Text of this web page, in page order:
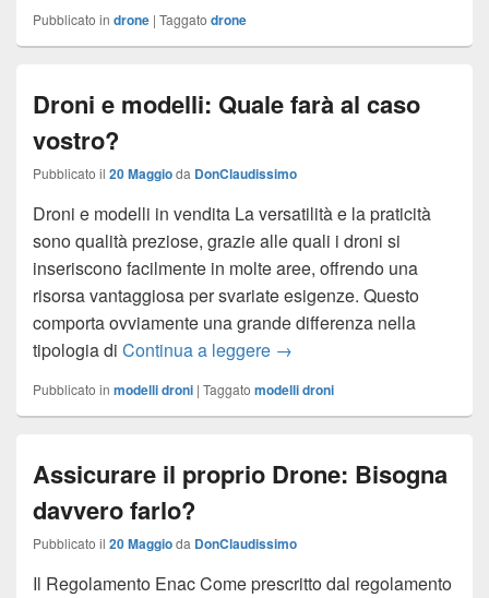
Pubblicato in drone | Taggato drone
Droni e modelli: Quale farà al caso
vostro?
Pubblicato il 20 Maggioda DonClaudissimo
Droni e modelli in vendita La versatilità e la praticità
sono qualità preziose, grazie alle quali i droni si
inseriscono facilmente in molte aree, offrendo una
risorsa vantaggiosa per svariate esigenze. Questo
comporta ovviamente una grande differenza nella
tipologia di Continua a leggere Droni e modelli: Quale
→
Pubblicato in modelli droni | Taggato modelli droni
Assicurare il proprio Drone: Bisogna
davvero farlo?
Pubblicato il 20 Maggioda DonClaudissimo
Il Regolamento Enac Come prescritto dal regolamento